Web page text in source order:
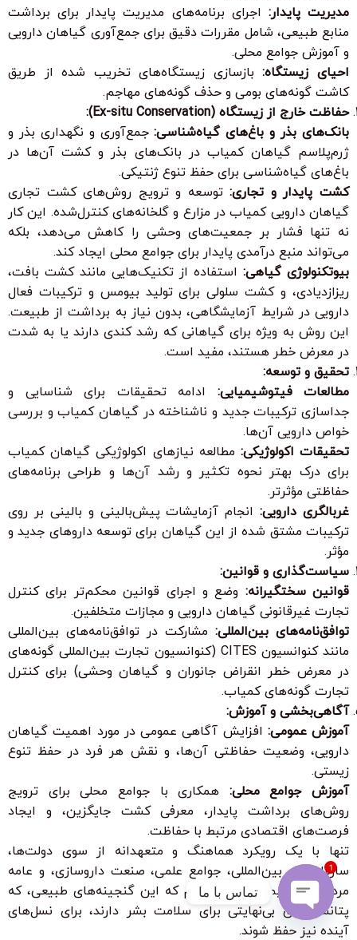
مدیریت پایدار: اجرای برنامه‌های مدیریت پایدار برای برداشت
منابع طبیعی، شامل مقررات دقیق برای جمع‌آوری گیاهان دارویی
و آموزش جوامع محلی.
احیای زیستگاه:بازسازی زیستگاه‌های تخریب شده از طریق
کاشت گونه‌های بومی و حذف گونه‌های مهاجم.
حفاظت خارج از زیستگاه (Ex-situ Conservation):
بانک‌های بذر و باغ‌های گیاه‌شناسی:جمع‌آوری و نگهداری بذر و
ژرم‌پلاسم گیاهان کمیاب در بانک‌های بذر و کشت آن‌ها در
باغ‌های گیاه‌شناسی برای حفظ تنوع ژنتیکی.
کشت پایدار و تجاری:توسعه و ترویج روش‌های کشت تجاری
گیاهان دارویی کمیاب در مزارع و گلخانه‌های کنترل‌شده. این کار
نه تنها فشار بر جمعیت‌های وحشی را کاهش می‌دهد، بلکه
می‌تواند منبع درآمدی پایدار برای جوامع محلی ایجاد کند.
بیوتکنولوژی گیاهی: استفاده از تکنیک‌هایی مانند کشت بافت،
ریزازدیادی، و کشت سلولی برای تولید بیومس و ترکیبات فعال
دارویی در شرایط آزمایشگاهی، بدون نیاز به برداشت از طبیعت.
این روش به ویژه برای گیاهانی که رشد کندی دارند یا به شدت
در معرض خطر هستند، مفید است.
تحقیق و توسعه:
مطالعات فیتوشیمیایی: ادامه تحقیقات برای شناسایی و
جداسازی ترکیبات جدید و ناشناخته در گیاهان کمیاب و بررسی
خواص دارویی آن‌ها.
تحقیقات اکولوژیکی: مطالعه نیازهای اکولوژیکی گیاهان کمیاب
برای درک بهتر نحوه تکثیر و رشد آن‌ها و طراحی برنامه‌های
حفاظتی مؤثرتر.
غربالگری دارویی:انجام آزمایشات پیش‌بالینی و بالینی بر روی
ترکیبات مشتق شده از این گیاهان برای توسعه داروهای جدید و
مؤثر.
سیاست‌گذاری و قوانین:
قوانین سختگیرانه: وضع و اجرای قوانین محکم‌تر برای کنترل
تجارت غیرقانونی گیاهان دارویی و مجازات متخلفین.
توافق‌نامه‌های بین‌المللی: مشارکت در توافق‌نامه‌های بین‌المللی
مانند کنوانسیون CITES (کنوانسیون تجارت بین‌المللی گونه‌های
در معرض خطر انقراض جانوران و گیاهان وحشی) برای کنترل
تجارت گونه‌های کمیاب.
آگاهی‌بخشی و آموزش:
آموزش عمومی: افزایش آگاهی عمومی در مورد اهمیت گیاهان
دارویی، وضعیت حفاظتی آن‌ها، و نقش هر فرد در حفظ تنوع
زیستی.
آموزش جوامع محلی: همکاری با جوامع محلی برای ترویج
روش‌های برداشت پایدار، معرفی کشت جایگزین، و ایجاد
فرصت‌های اقتصادی مرتبط با حفاظت.
تنها با یک رویکرد هماهنگ و متعهدانه از سوی دولت‌ها،
سازمان‌های بین‌المللی، جوامع علمی، صنعت داروسازی، و عامه
مردم می‌توانیم امیدوار باشیم که این گنجینه‌های طبیعی، که
پتانسیل‌های بی‌نهایتی برای سلامت بشر دارند، برای نسل‌های
آینده نیز حفظ شوند.
تماس با ما
Open
1